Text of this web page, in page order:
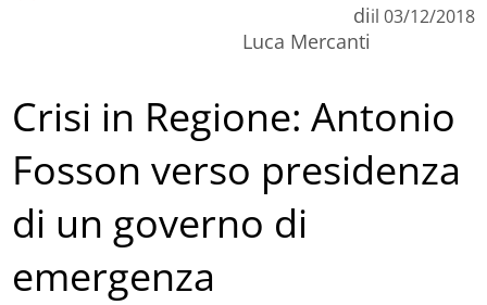
di
Luca Mercanti
il 03/12/2018
Crisi in Regione: Antonio
Fosson verso presidenza
di un governo di
emergenza